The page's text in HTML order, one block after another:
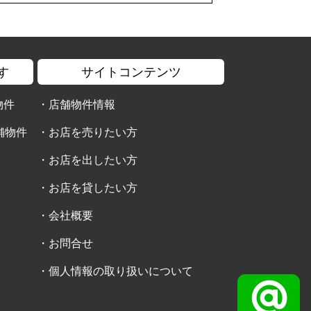
件
物件
サイトコンテンツ
・ 店舗物件情報
・ お店を売りたい方
・ お店を出したい方
・ お店を貸したい方
・会社概要
・ お問合せ
・個人情報の取り扱いについて